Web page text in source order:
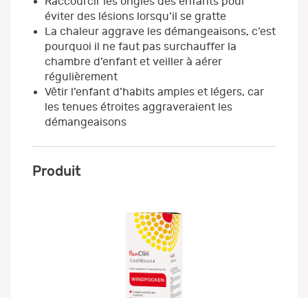
éviter des lésions lorsqu’il se gratte
La chaleur aggrave les démangeaisons, c’est
pourquoi il ne faut pas surchauffer la
chambre d’enfant et veiller à aérer
régulièrement
Vêtir l’enfant d’habits amples et légers, car
les tenues étroites aggraveraient les
démangeaisons
Produit